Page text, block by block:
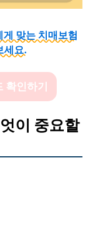
맞는 치매보험
세요.
확인하기
이 중요할